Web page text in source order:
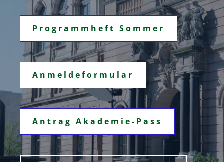
Programmheft Sommer
Anmeldeformular
Antrag Akademie-Pass